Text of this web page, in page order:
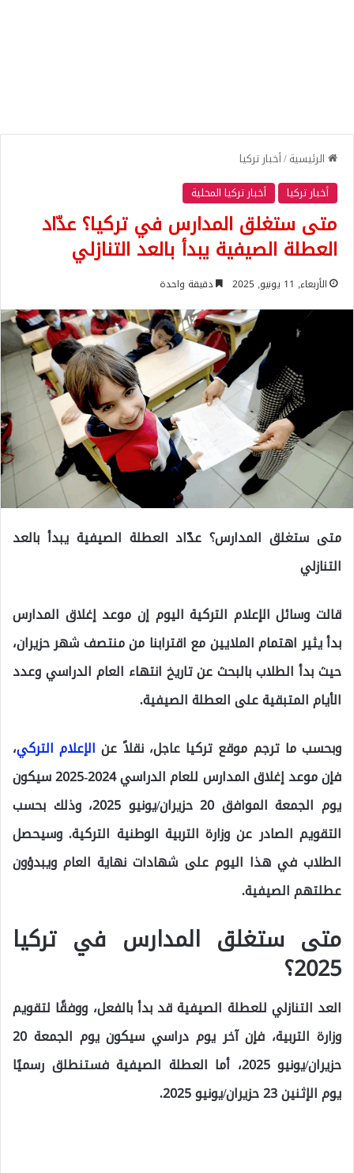
الرئيسية/أخبار تركيا
أخبار تركيا
أخبار تركيا المحلية
متى ستغلق المدارس في تركيا؟ عدّاد
العطلة الصيفية يبدأ بالعد التنازلي
الأربعاء, 11 يونيو, 2025 دقيقة واحدة
متى ستغلق المدارس؟ عدّاد العطلة الصيفية يبدأ بالعد
التنازلي
قالت وسائل الإعلام التركية اليوم إن موعد إغلاق المدارس
بدأ يثير اهتمام الملايين مع اقترابنا من منتصف شهر حزيران،
حيث بدأ الطلاب بالبحث عن تاريخ انتهاء العام الدراسي وعدد
الأيام المتبقية على العطلة الصيفية.
وبحسب ما ترجم موقع تركيا عاجل، نقلاً عن الإعلام التركي،
فإن موعد إغلاق المدارس للعام الدراسي 2024-2025 سيكون
يوم الجمعة الموافق 20 حزيران/يونيو 2025، وذلك بحسب
التقويم الصادر عن وزارة التربية الوطنية التركية. وسيحصل
الطلاب في هذا اليوم على شهادات نهاية العام ويبدؤون
عطلتهم الصيفية.
متى ستغلق المدارس في تركيا
2025؟
العد التنازلي للعطلة الصيفية قد بدأ بالفعل، ووفقًا لتقويم
وزارة التربية، فإن آخر يوم دراسي سيكون يوم الجمعة 20
حزيران/يونيو 2025، أما العطلة الصيفية فستنطلق رسميًا
يوم الإثنين 23 حزيران/يونيو 2025.